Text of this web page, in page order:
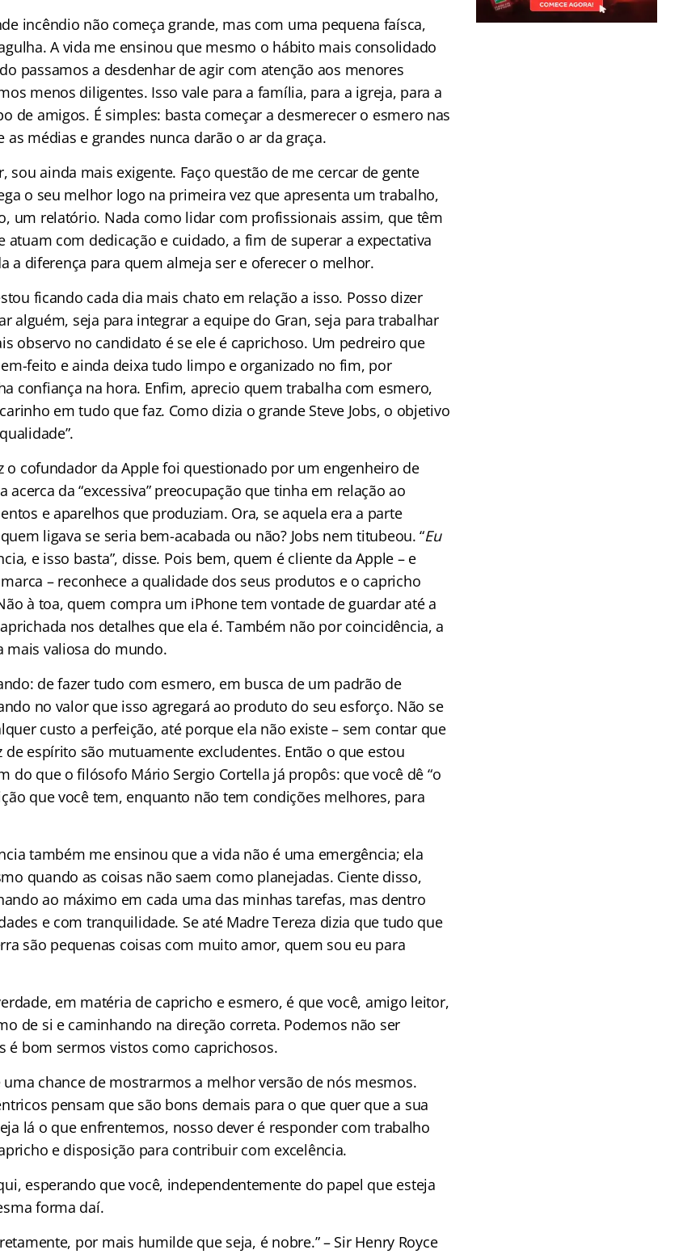
incêndio não começa grande, mas com uma pequena faísca,
A vida me ensinou que mesmo o hábito mais consolidado
passamos a desdenhar de agir com atenção aos menores
menos diligentes. Isso vale para a família, para a igreja, para a
de amigos. É simples: basta começar a desmerecer o esmero nas
as médias e grandes nunca darão o ar da graça.
sou ainda mais exigente. Faço questão de me cercar de gente
o seu melhor logo na primeira vez que apresenta um trabalho,
um relatório. Nada como lidar com profissionais assim, que têm
atuam com dedicação e cuidado, a fim de superar a expectativa
a diferença para quem almeja ser e oferecer o melhor.
ficando cada dia mais chato em relação a isso. Posso dizer
alguém, seja para integrar a equipe do Gran, seja para trabalhar
observo no candidato é se ele é caprichoso. Um pedreiro que
feito e ainda deixa tudo limpo e organizado no fim, por
confiança na hora. Enfim, aprecio quem trabalha com esmero,
em tudo que faz. Como dizia o grande Steve Jobs, o objetivo
o cofundador da Apple foi questionado por um engenheiro de
acerca da “excessiva” preocupação que tinha em relação ao
e aparelhos que produziam. Ora, se aquela era a parte
ligava se seria bem-acabada ou não? Jobs nem titubeou. “Eu
e isso basta”, disse. Pois bem, quem é cliente da Apple – e
– reconhece a qualidade dos seus produtos e o capricho
à toa, quem compra um iPhone tem vontade de guardar até a
nos detalhes que ela é. Também não por coincidência, a
mais valiosa do mundo.
de fazer tudo com esmero, em busca de um padrão de
no valor que isso agregará ao produto do seu esforço. Não se
custo a perfeição, até porque ela não existe – sem contar que
de espírito são mutuamente excludentes. Então o que estou
do que o filósofo Mário Sergio Cortella já propôs: que você dê “o
que você tem, enquanto não tem condições melhores, para
também me ensinou que a vida não é uma emergência; ela
quando as coisas não saem como planejadas. Ciente disso,
ao máximo em cada uma das minhas tarefas, mas dentro
e com tranquilidade. Se até Madre Tereza dizia que tudo que
são pequenas coisas com muito amor, quem sou eu para
em matéria de capricho e esmero, é que você, amigo leitor,
de si e caminhando na direção correta. Podemos não ser
é bom sermos vistos como caprichosos.
chance de mostrarmos a melhor versão de nós mesmos.
pensam que são bons demais para o que quer que a sua
lá o que enfrentemos, nosso dever é responder com trabalho
e disposição para contribuir com excelência.
esperando que você, independentemente do papel que esteja
forma daí.
por mais humilde que seja, é nobre.” – Sir Henry Royce